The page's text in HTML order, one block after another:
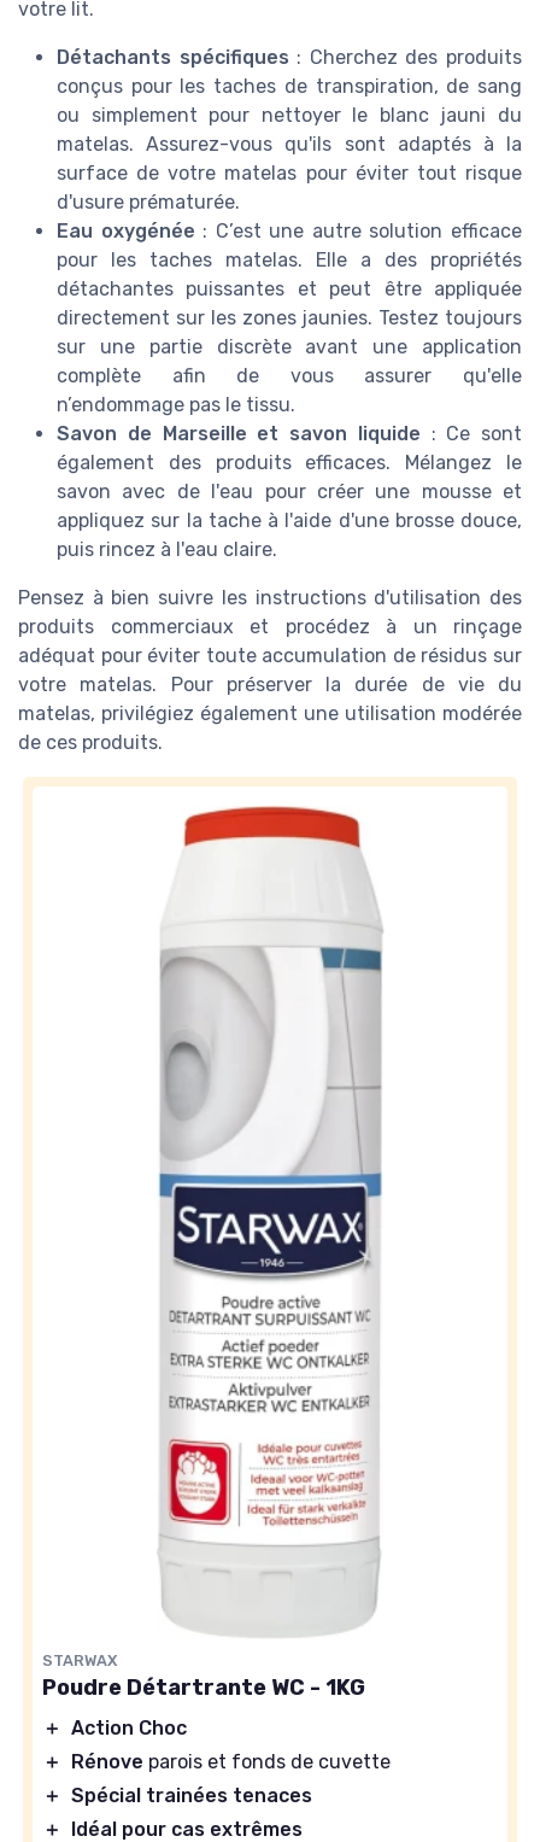
votre lit.
Détachants spécifiques : Cherchez des produits
conçus pour les taches de transpiration, de sang
ou simplement pour nettoyer le blanc jauni du
matelas. Assurez-vous qu'ils sont adaptés à la
surface de votre matelas pour éviter tout risque
d'usure prématurée.
Eau oxygénée : C’est une autre solution efficace
pour les taches matelas. Elle a des propriétés
détachantes puissantes et peut être appliquée
directement sur les zones jaunies. Testez toujours
sur une partie discrète avant une application
complète afin de vous assurer qu'elle
n’endommage pas le tissu.
Savon de Marseille et savon liquide : Ce sont
également des produits efficaces. Mélangez le
savon avec de l'eau pour créer une mousse et
appliquez sur la tache à l'aide d'une brosse douce,
puis rincez à l'eau claire.
Pensez à bien suivre les instructions d'utilisation des
produits commerciaux et procédez à un rinçage
adéquat pour éviter toute accumulation de résidus sur
votre matelas. Pour préserver la durée de vie du
matelas, privilégiez également une utilisation modérée
de ces produits.
STARWAX
Poudre Détartrante WC - 1KG
＋ Action Choc
＋
Rénove parois et fonds de cuvette
＋ Spécial trainées tenaces
＋
Idéal pour cas extrêmes